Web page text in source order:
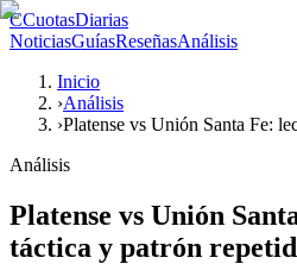
CCuotasDiarias
NoticiasGuíasReseñasAnálisis
Inicio
›Análisis
›Platense vs Unión Santa Fe:
Análisis
Platense vs Unión
táctica y patrón